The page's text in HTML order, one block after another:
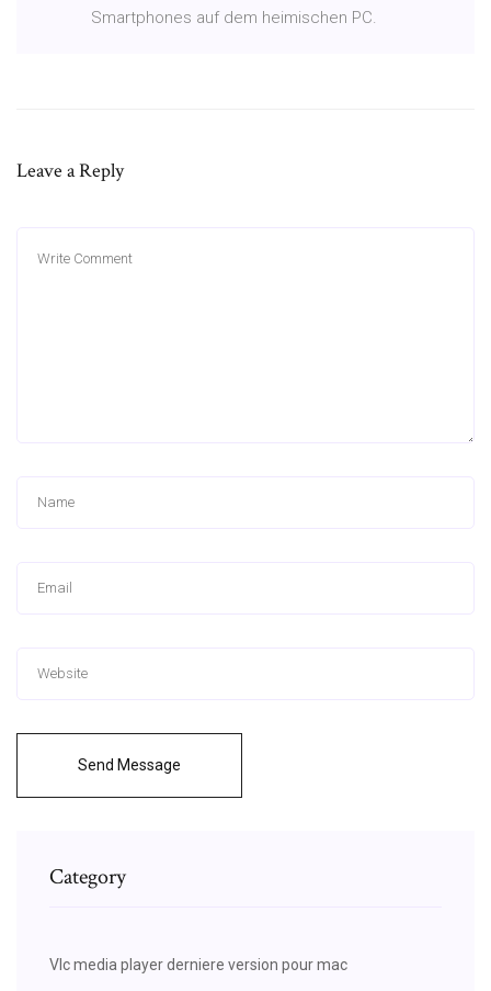
Smartphones auf dem heimischen PC.
Leave a Reply
Send Message
Category
Vlc media player derniere version pour mac